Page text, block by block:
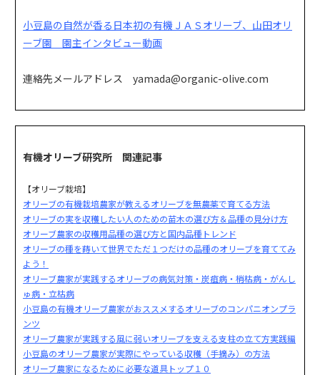
小豆島の自然が香る日本初の有機ＪＡＳオリーブ、山田オリ
ーブ園 園主インタビュー動画
連絡先メールアドレス yamada@organic-olive.com
有機オリーブ研究所 関連記事
【オリーブ栽培】
オリーブの有機栽培農家が教えるオリーブを無農薬で育てる方法
オリーブの実を収穫したい人のための苗木の選び方＆品種の見分け方
オリーブ農家の収穫用品種の選び方と国内品種トレンド
オリーブの種を蒔いて世界でただ１つだけの品種のオリーブを育ててみ
よう！
オリーブ農家が実践するオリーブの病気対策・炭疽病・梢枯病・がんし
ゅ病・立枯病
小豆島の有機オリーブ農家がおススメするオリーブのコンパニオンプラ
ンツ
オリーブ農家が実践する風に弱いオリーブを支える支柱の立て方実践編
小豆島のオリーブ農家が実際にやっている収穫（手摘み）の方法
オリーブ農家になるために必要な道具トップ１０